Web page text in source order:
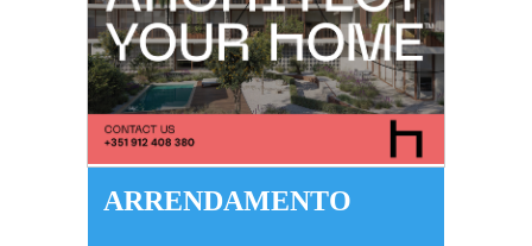
ARRENDAMENTO